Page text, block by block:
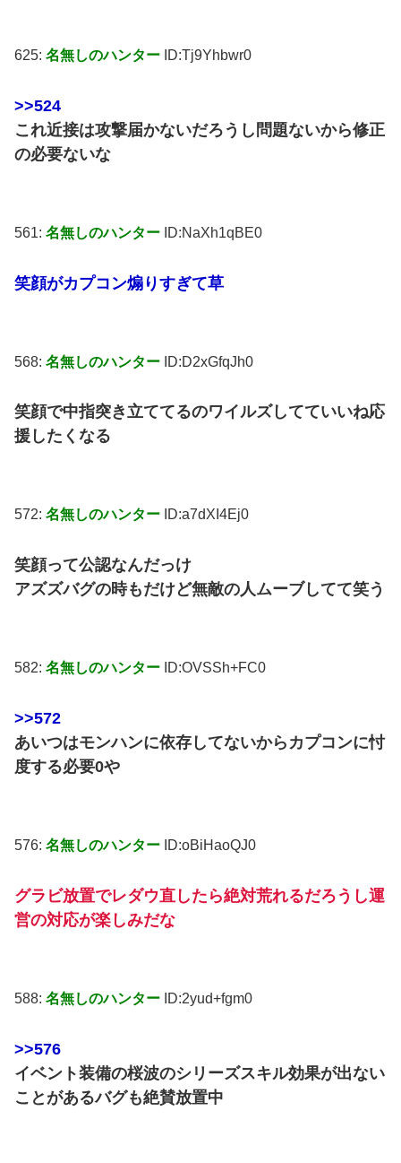
625: 名無しのハンター ID:Tj9Yhbwr0
>>524
これ近接は攻撃届かないだろうし問題ないから修正
の必要ないな
561: 名無しのハンター ID:NaXh1qBE0
笑顔がカプコン煽りすぎて草
568: 名無しのハンター ID:D2xGfqJh0
笑顔で中指突き立ててるのワイルズしてていいね応
援したくなる
572: 名無しのハンター ID:a7dXI4Ej0
笑顔って公認なんだっけ
アズズバグの時もだけど無敵の人ムーブしてて笑う
582: 名無しのハンター ID:OVSSh+FC0
>>572
あいつはモンハンに依存してないからカプコンに忖
度する必要0や
576: 名無しのハンター ID:oBiHaoQJ0
グラビ放置でレダウ直したら絶対荒れるだろうし運
営の対応が楽しみだな
588: 名無しのハンター ID:2yud+fgm0
>>576
イベント装備の桜波のシリーズスキル効果が出ない
ことがあるバグも絶賛放置中